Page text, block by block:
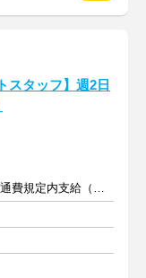
スタッフ】週2日
時給1100円～1375円＋交通費規定内支給（条件・詳細は面接にて）